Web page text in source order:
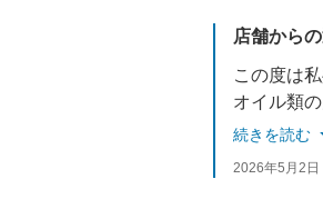
店舗から
この度は
オイル類の欠品
せっかく
続きを読む
2026年5月2日